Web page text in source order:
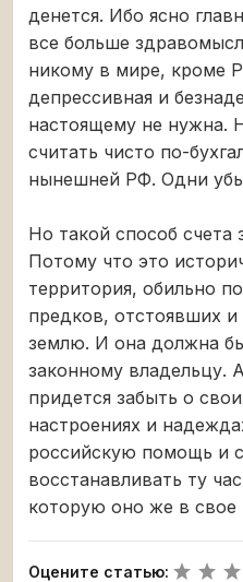
денется. Ибо ясно
все больше
никому в мире, кроме
депрессивная и
настоящему не нужна.
считать чисто по-
нынешней РФ. Одни
Но такой способ счета
Потому что это
территория, обильно
предков, отстоявших
землю. И она должна
законному владельцу.
придется забыть о
настроениях и
российскую помощь и
восстанавливать ту
которую оно же в
Оцените статью: